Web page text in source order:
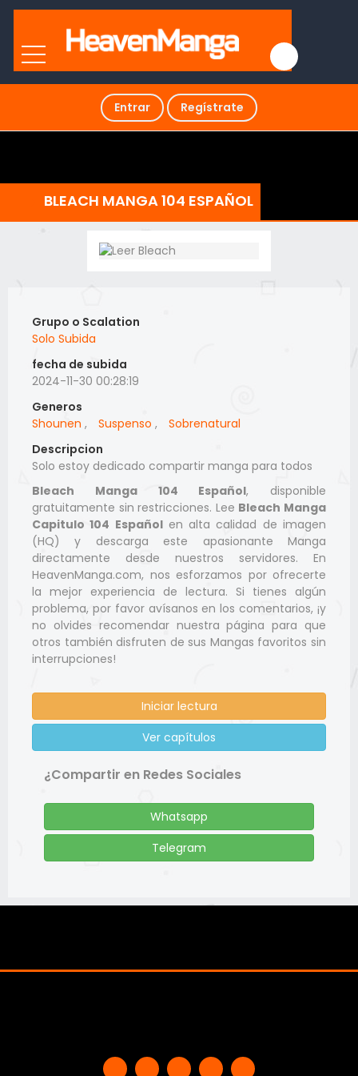
Entrar Regístrate
BLEACH MANGA 104 ESPAÑOL
Grupo o Scalation
Solo Subida
fecha de subida
2024-11-30 00:28:19
Generos
Shounen , Suspenso ,
Sobrenatural
Descripcion
Solo estoy dedicado compartir manga para todos
Bleach Manga 104 Español, disponible
gratuitamente sin restricciones. Lee Bleach Manga
Capitulo 104 Españolen alta calidad de imagen
(HQ) y descarga este apasionante Manga
directamente desde nuestros servidores. En
HeavenManga.com, nos esforzamos por ofrecerte
la mejor experiencia de lectura. Si tienes algún
problema, por favor avísanos en los comentarios, ¡y
no olvides recomendar nuestra página para que
otros también disfruten de sus Mangas favoritos sin
interrupciones!
Iniciar lectura
Ver capítulos
¿Compartir en Redes Sociales
Whatsapp
Telegram